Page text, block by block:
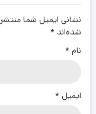
نشانی ایمیل شما
شده‌اند *
نام *
ایمیل *